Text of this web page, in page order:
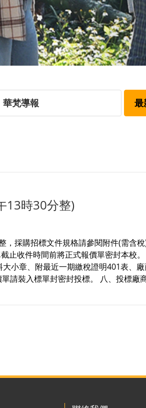
華梵導報 最
13時30分整)
採購招標文件規格請參閱附件(需含
收件時間前將正式報價單密封本校
小章、附最近一期繳稅證明401表、
請裝入標單封密封投標。 八、投標